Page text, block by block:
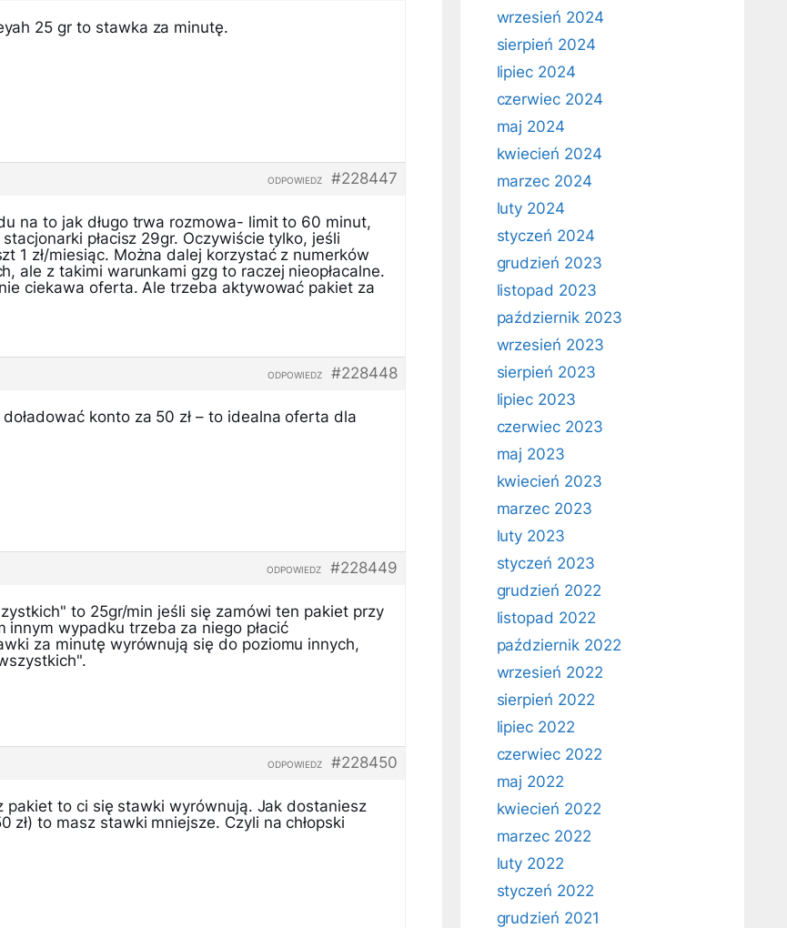
25 gr to stawka za minutę.
#228447
ODPOWIEDZ
na to jak długo trwa rozmowa- limit to 60 minut,
płacisz 29gr. Oczywiście tylko, jeśli
1 zł/miesiąc. Można dalej korzystać z numerków
ale z takimi warunkami gzg to raczej nieopłacalne.
ciekawa oferta. Ale trzeba aktywować pakiet za
#228448
ODPOWIEDZ
konto za 50 zł – to idealna oferta dla
#228449
ODPOWIEDZ
to 25gr/min jeśli się zamówi ten pakiet przy
innym wypadku trzeba za niego płacić
za minutę wyrównują się do poziomu innych,
#228450
ODPOWIEDZ
pakiet to ci się stawki wyrównują. Jak dostaniesz
zł) to masz stawki mniejsze. Czyli na chłopski
wrzesień 2024
sierpień 2024
lipiec 2024
czerwiec 2024
maj 2024
kwiecień 2024
marzec 2024
luty 2024
styczeń 2024
grudzień 2023
listopad 2023
październik 2023
wrzesień 2023
sierpień 2023
lipiec 2023
czerwiec 2023
maj 2023
kwiecień 2023
marzec 2023
luty 2023
styczeń 2023
grudzień 2022
listopad 2022
październik 2022
wrzesień 2022
sierpień 2022
lipiec 2022
czerwiec 2022
maj 2022
kwiecień 2022
marzec 2022
luty 2022
styczeń 2022
grudzień 2021